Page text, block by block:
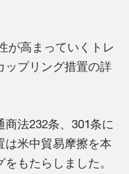
が高まっていくトレ
ップリング措置の詳
商法232条、301条に
は米中貿易摩擦を本
もたらしました。